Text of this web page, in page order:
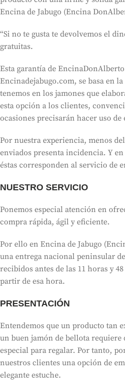
Encina de Jabugo (Encina
“Si no te gusta te devolvemos el
gratuitas.
Esta garantía de
Encinadejabugo.com, se basa en
tenemos en los jamones que
esta opción a los clientes,
ocasiones precisarán hacer uso de
Por nuestra experiencia, menos
enviados presenta incidencia. Y
éstas corresponden al servicio de
NUESTRO SERVICIO
Ponemos especial atención en
compra rápida, ágil y eficiente.
Por ello en Encina de Jabugo
una entrega nacional peninsular
recibidos antes de las 11 horas y
partir de esa hora.
PRESENTACIÓN
Entendemos que un producto tan
un buen jamón de bellota requiere
especial para regalar. Por tanto,
nuestros clientes una opción de
elegante estuche.